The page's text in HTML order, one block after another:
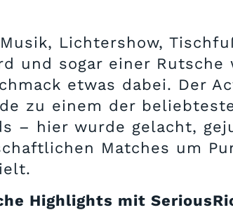
Lichtershow,
und sogar einer Rutsche
etwas dabei. Der
zu einem der
– hier wurde gelacht,
Matches um
Highlights mit